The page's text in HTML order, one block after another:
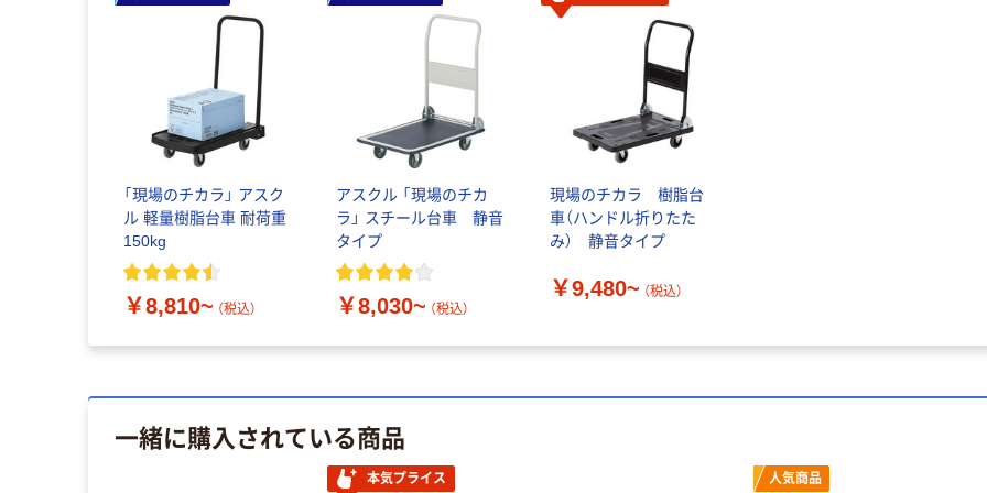
「現場のチカラ」 アスク
ル 軽量樹脂台車 耐荷重
150kg
￥8,810~ （税込）
アスクル 「現場のチカ
ラ」 スチール台車 静音
タイプ
￥8,030~ （税込）
現場のチカラ 樹脂台
車（ハンドル折りたた
み） 静音タイプ
￥9,480~ （税込）
一緒に購入されている商品
本気プライス 人気商品